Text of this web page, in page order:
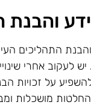
והבנת
התהליכים
אחרי
על זכויות
מושכלות